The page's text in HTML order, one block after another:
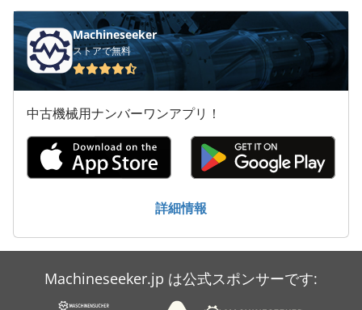
Case Ih Cvx 150
Case Ih Cvx 170
Case Ih Cvx 195
Case Ih Mx 100 C
Case Ih Mx 110
Case Ih Mx 150
Case Ih Mx 285
Machineseeker
ストアで無料
中古機械用ナンバーワンアプリ！
詳細情報
Machineseeker.jp は公式スポンサーです: